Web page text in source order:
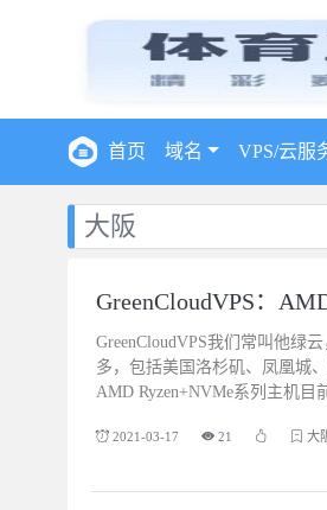
首页 域名 VPS/云服
大阪
GreenCloudVPS：
GreenCloudVPS我们常叫他绿
多，包括美国洛杉矶、凤凰城
AMD Ryzen+NVMe系列主机
2021-03-17 21 大